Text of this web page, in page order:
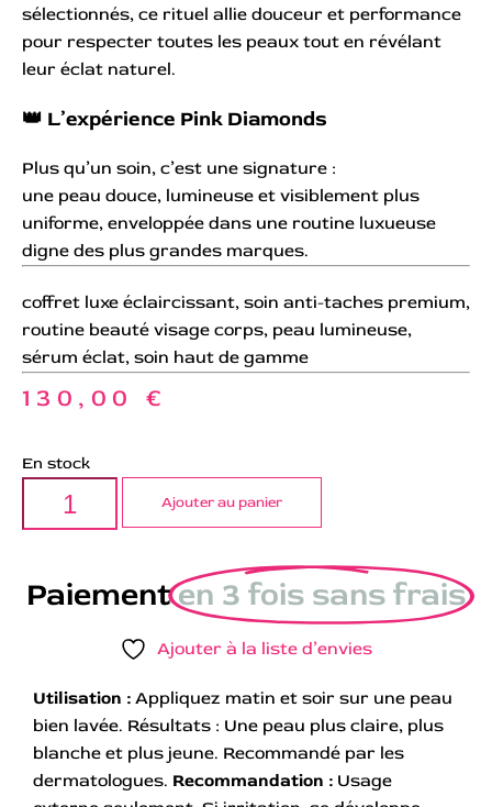
sélectionnés, ce rituel allie douceur et performance
pour respecter toutes les peaux tout en révélant
leur éclat naturel.
👑 L’expérience Pink Diamonds
Plus qu’un soin, c’est une signature :
une peau douce, lumineuse et visiblement plus
uniforme, enveloppée dans une routine luxueuse
digne des plus grandes marques.
coffret luxe éclaircissant, soin anti-taches premium,
routine beauté visage corps, peau lumineuse,
sérum éclat, soin haut de gamme
130,00 €
En stock
Ajouter au panier
Paiementen 3 fois sans frais
Ajouter à la liste d’envies
Utilisation : Appliquez matin et soir sur une peau
bien lavée. Résultats : Une peau plus claire, plus
blanche et plus jeune. Recommandé par les
dermatologues. Recommandation : Usage